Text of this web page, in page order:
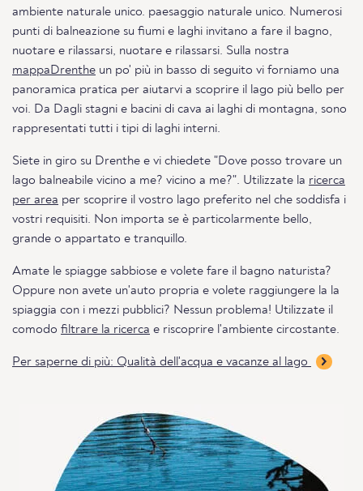
ambiente naturale unico. paesaggio naturale unico. Numerosi
punti di balneazione su fiumi e laghi invitano a fare il bagno,
nuotare e rilassarsi, nuotare e rilassarsi. Sulla nostra
mappaDrenthe un po' più in basso di seguito vi forniamo una
panoramica pratica per aiutarvi a scoprire il lago più bello per
voi. Da Dagli stagni e bacini di cava ai laghi di montagna, sono
rappresentati tutti i tipi di laghi interni.
Siete in giro su Drenthe e vi chiedete "Dove posso trovare un
lago balneabile vicino a me? vicino a me?". Utilizzate la ricerca
per area per scoprire il vostro lago preferito nel che soddisfa i
vostri requisiti. Non importa se è particolarmente bello,
grande o appartato e tranquillo.
Amate le spiagge sabbiose e volete fare il bagno naturista?
Oppure non avete un'auto propria e volete raggiungere la la
spiaggia con i mezzi pubblici? Nessun problema! Utilizzate il
comodo filtrare la ricerca e riscoprire l'ambiente circostante.
Per saperne di più: Qualità dell'acqua e vacanze al lago